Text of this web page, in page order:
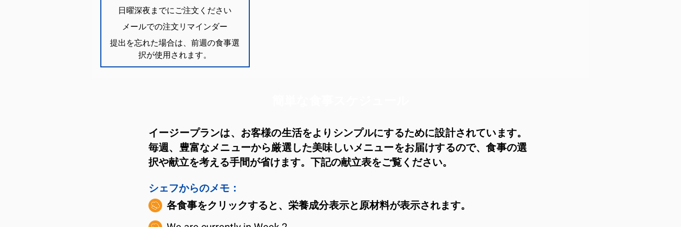
日曜深夜までにご注文ください
メールでの注文リマインダー
提出を忘れた場合は、前週の食事選
択が使用されます。
イージープランは、お客様の生活をよりシンプルにするために設計されています。
毎週、豊富なメニューから厳選した美味しいメニューをお届けするので、食事の選
択や献立を考える手間が省けます。下記の献立表をご覧ください。
シェフからのメモ：
各食事をクリックすると、栄養成分表示と原材料が表示されます。